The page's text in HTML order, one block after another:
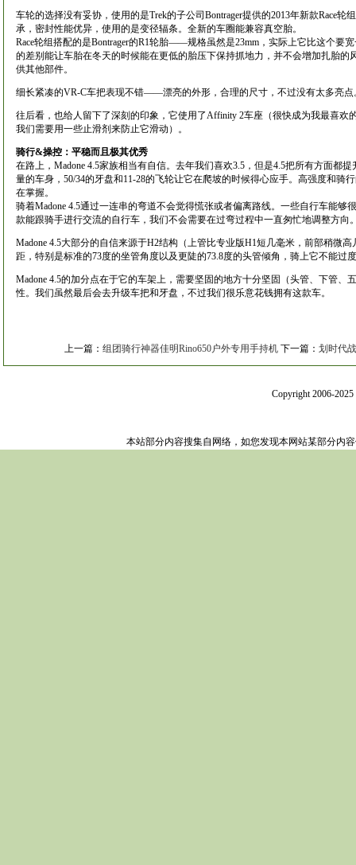
车轮的选择没有妥协，使用的是Trek的子公司Bontrager提供的2013年新款Race
承，密封性能优异，使用的是变径辐条。全新的车圈能兼容真空胎。
Race轮组搭配的是Bontrager的R1轮胎——规格虽然是23mm，实际上它比这个要
的差别能让车胎在冬天的时候能在更低的胎压下保持抓地力，并不会增加扎胎的
供其他部件。
细长紧凑的VR-C车把表现不错——漂亮的外形，合理的尺寸，不过没有太多亮点
往后看，也给人留下了深刻的印象，它使用了Affinity 2车座（很快成为我最喜欢
我们需要用一些止滑剂来防止它滑动）。
骑行&操控：平稳而且极其优秀
在路上，Madone 4.5家族相当有自信。去年我们喜欢3.5，但是4.5把所有方面都
量的车身，50/34的牙盘和11-28的飞轮让它在爬坡的时候得心应手。高强度和骑
在掌握。
骑着Madone 4.5通过一连串的弯道不会觉得慌张或者偏离路线。一些自行车能够
款能跟骑手进行交流的自行车，我们不会需要在过弯过程中一直匆忙地调整方向
Madone 4.5大部分的自信来源于H2结构（上管比专业版H1短几毫米，前部稍微高
距，特别是标准的73度的坐管角度以及更陡的73.8度的头管倾角，骑上它不能过
Madone 4.5的加分点在于它的车架上，需要坚固的地方十分坚固（头管、下管、
性。我们虽然最后会去升级车把和牙盘，不过我们很乐意花钱拥有这款车。
上一篇： 组团骑行神器佳明Rino650户外专用手持机 下一篇： 划时代
Copyright 2006-
本站部分内容搜集自网络，如您发现本网站某部分内